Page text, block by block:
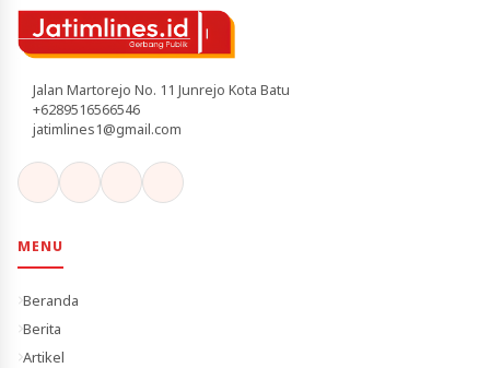
Jalan Martorejo No. 11 Junrejo Kota Batu
+6289516566546
jatimlines1@gmail.com
MENU
Beranda
Berita
Artikel